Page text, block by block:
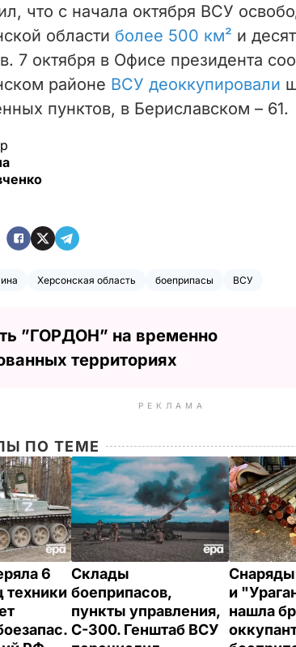
что с начала октября ВСУ
области более 500 км² и
7 октября в Офисе президента
районе ВСУ деоккупировали
пунктов, в Бериславском – 61.
Херсонская область боеприпасы ВСУ
”ГОРДОН” на временно
территориях
РЕКЛАМА
ПО ТЕМЕ
6
техники
Склады
боеприпасов,
пункты управления,
С-300. Генштаб ВСУ
и
нашла